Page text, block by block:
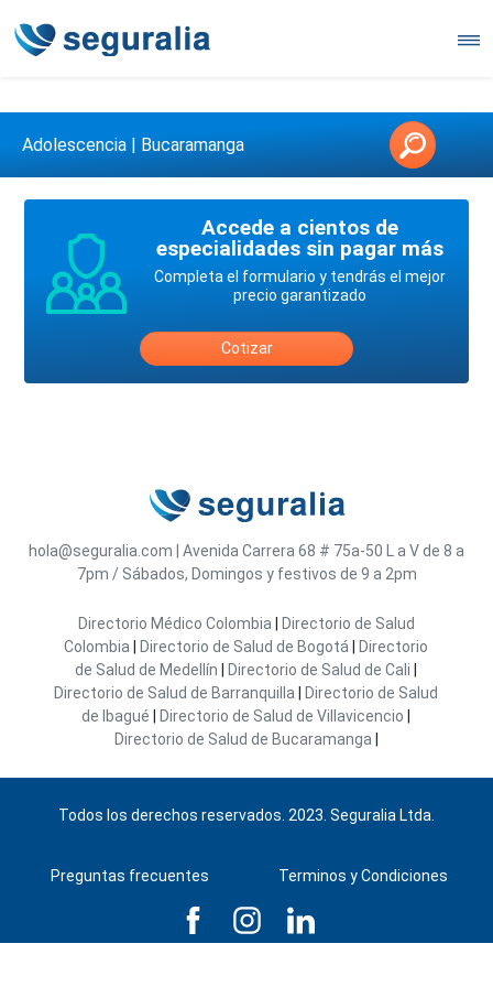
Contáctanos en 3147146006
Adolescencia | Bucaramanga
Accede a cientos de
especialidades sin pagar más
Completa el formulario y tendrás el mejor
precio garantizado
Cotizar
hola@seguralia.com Avenida Carrera 68 # 75a-50
L a V de 8 a
7pm / Sábados, Domingos y festivos de 9 a 2pm
Directorio Médico Colombia
Directorio de Salud
Colombia
Directorio de Salud de Bogotá
Directorio
de Salud de Medellín
Directorio de Salud de Cali
Directorio de Salud de Barranquilla
Directorio de Salud
de Ibagué
Directorio de Salud de Villavicencio
Directorio de Salud de Bucaramanga
Todos los derechos reservados. 2023. Seguralia Ltda.
Preguntas frecuentes Terminos y Condiciones